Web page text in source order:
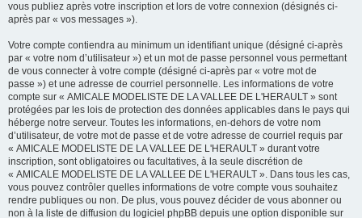
vous publiez après votre inscription et lors de votre connexion (désignés ci-
après par « vos messages »).
Votre compte contiendra au minimum un identifiant unique (désigné ci-après
par « votre nom d’utilisateur ») et un mot de passe personnel vous permettant
de vous connecter à votre compte (désigné ci-après par « votre mot de
passe ») et une adresse de courriel personnelle. Les informations de votre
compte sur « AMICALE MODELISTE DE LA VALLEE DE L'HERAULT » sont
protégées par les lois de protection des données applicables dans le pays qui
héberge notre serveur. Toutes les informations, en-dehors de votre nom
d’utilisateur, de votre mot de passe et de votre adresse de courriel requis par
« AMICALE MODELISTE DE LA VALLEE DE L'HERAULT » durant votre
inscription, sont obligatoires ou facultatives, à la seule discrétion de
« AMICALE MODELISTE DE LA VALLEE DE L'HERAULT ». Dans tous les cas,
vous pouvez contrôler quelles informations de votre compte vous souhaitez
rendre publiques ou non. De plus, vous pouvez décider de vous abonner ou
non à la liste de diffusion du logiciel phpBB depuis une option disponible sur